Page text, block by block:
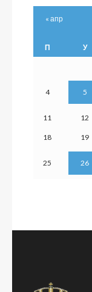
П У
4 5
11 12
18 19
25 26
« апр